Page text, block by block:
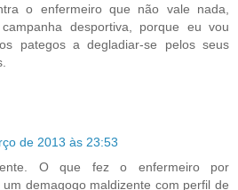
o enfermeiro que não vale nada,
desportiva, porque eu vou
pategos a degladiar-se pelos seus
de 2013 às 23:53
O que fez o enfermeiro por
demagogo maldizente com perfil de